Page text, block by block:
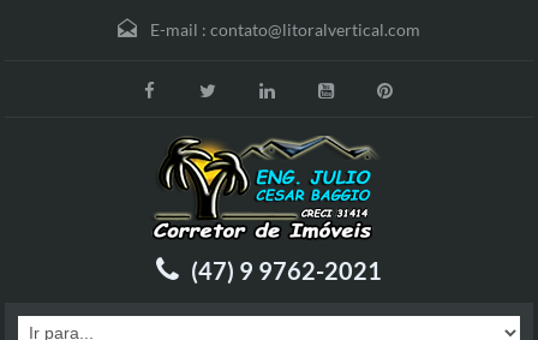
E-mail : contato@litoralvertical.com
(47) 9 9762-2021